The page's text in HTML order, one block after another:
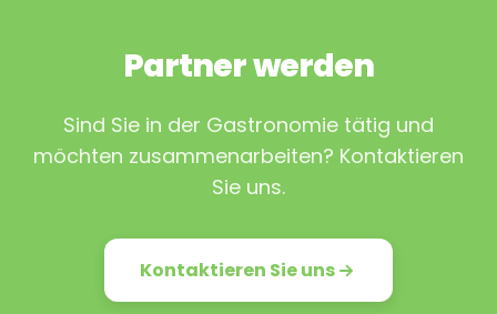
Partner werden
Sind Sie in der Gastronomie tätig und
möchten zusammenarbeiten? Kontaktieren
Sie uns.
Kontaktieren Sie uns